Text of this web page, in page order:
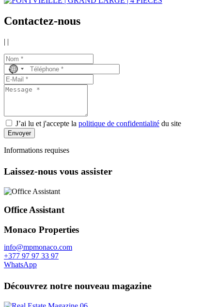
Contactez-nous
| |
No
country
selected
J’ai lu et j'accepte la politique de confidentialité du site
Envoyer
Informations requises
Laissez-nous vous assister
Office Assistant
Monaco Properties
info@mpmonaco.com
+377 97 97 33 97
WhatsApp
Découvrez notre nouveau magazine